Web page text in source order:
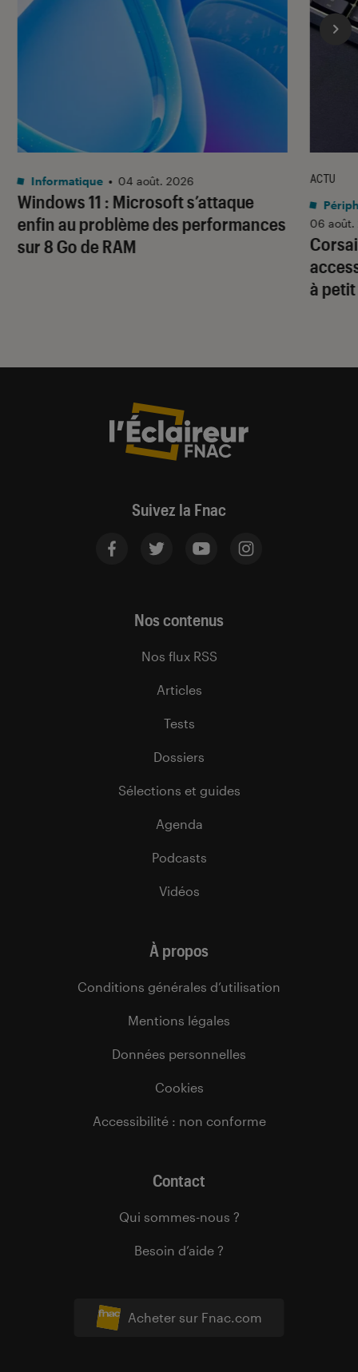
Windows 11 : Microsoft s’attaque
enfin au problème des performances
sur 8 Go de RAM
Informatique • 04 août. 2026
à
ACTU
06 août.
Suivez la Fnac
Acheter sur Fnac.com
Nos contenus
Nos flux RSS
Articles
Tests
Dossiers
Sélections et guides
Agenda
Podcasts
Vidéos
À propos
Conditions générales d’utilisation
Mentions légales
Données personnelles
Cookies
Accessibilité : non conforme
Contact
Qui sommes-nous ?
Besoin d’aide ?